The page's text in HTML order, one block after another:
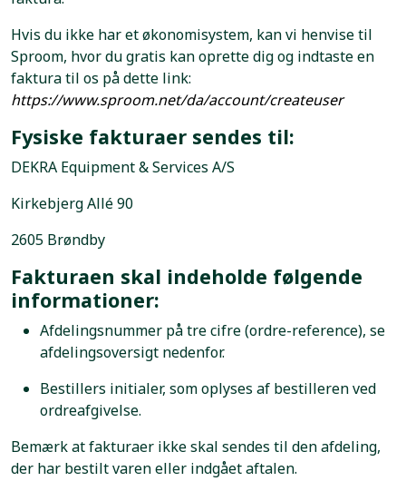
Hvis du ikke har et økonomisystem, kan vi henvise til
Sproom, hvor du gratis kan oprette dig og indtaste en
faktura til os på dette link:
https://www.sproom.net/da/account/createuser
Fysiske fakturaer sendes til:
DEKRA Equipment & Services A/S
Kirkebjerg Allé 90
2605 Brøndby
Fakturaen skal indeholde følgende
informationer:
Afdelingsnummer på tre cifre (ordre-reference), se
afdelingsoversigt nedenfor.
Bestillers initialer, som oplyses af bestilleren ved
ordreafgivelse.
Bemærk at fakturaer ikke skal sendes til den afdeling,
der har bestilt varen eller indgået aftalen.